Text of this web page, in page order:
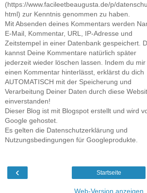
(https://www.facileetbeaugusta.de/p/
html) zur Kenntnis genommen zu haben.
Mit Absenden deines Kommentars werden
E-Mail, Kommentar, URL, IP-Adresse und
Zeitstempel in einer Datenbank gespeichert.
kannst Deine Kommentare natürlich später
jederzeit wieder löschen lassen. Indem du mir
einen Kommentar hinterlässt, erklärst du dich
AUTOMATISCH mit der Speicherung und
Verarbeitung Deiner Daten durch diese
einverstanden!
Dieser Blog ist mit Blogspot erstellt und wird
Google gehostet.
Es gelten die Datenschutzerklärung und
Nutzungsbedingungen für Googleprodukte.
‹ Startseite
Web-Version anzeigen